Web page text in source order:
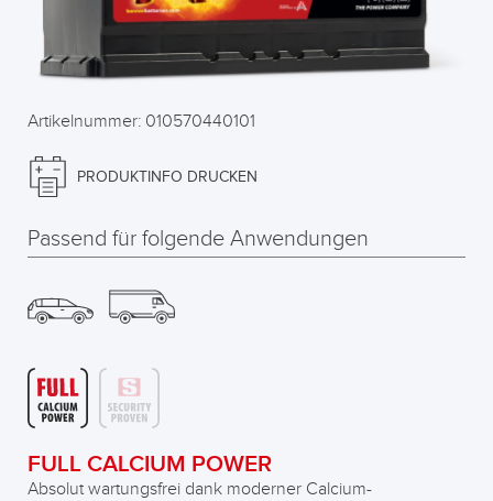
Artikelnummer: 010570440101
PRODUKTINFO DRUCKEN
Passend für folgende Anwendungen
FULL CALCIUM POWER
Absolut wartungsfrei dank moderner Calcium-